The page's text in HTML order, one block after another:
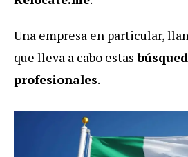
Una empresa en particular,
que lleva a cabo estas
profesionales.